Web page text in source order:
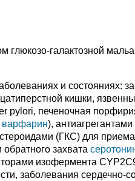
глюкозо-галактозной
и состояниях:
кишки,
pylori, печеночная
варфарин),
(ГКС) для
захвата
изофермента
заболевания сердечно-